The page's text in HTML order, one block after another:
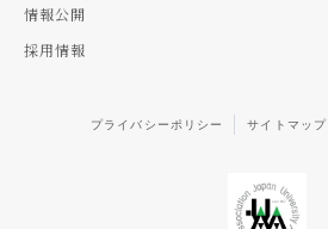
情報公開
採用情報
プライバシーポリシー サイトマップ